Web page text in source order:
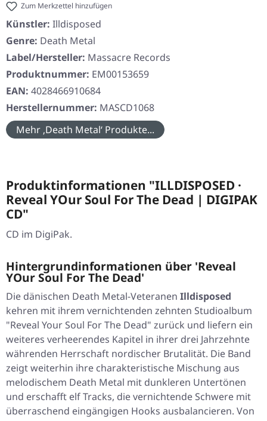
Zum Merkzettel hinzufügen
Künstler: Illdisposed
Genre: Death Metal
Label/Hersteller: Massacre Records
Produktnummer: EM00153659
EAN: 4028466910684
Herstellernummer: MASCD1068
Mehr ‚Death Metal‘ Produkte...
Produktinformationen "ILLDISPOSED ·
Reveal YOur Soul For The Dead | DIGIPAK
CD"
CD im DigiPak.
Hintergrundinformationen über 'Reveal
YOur Soul For The Dead'
Die dänischen Death Metal-Veteranen Illdisposed
kehren mit ihrem vernichtenden zehnten Studioalbum
"Reveal Your Soul For The Dead" zurück und liefern ein
weiteres verheerendes Kapitel in ihrer drei Jahrzehnte
währenden Herrschaft nordischer Brutalität. Die Band
zeigt weiterhin ihre charakteristische Mischung aus
melodischem Death Metal mit dunkleren Untertönen
und erschafft elf Tracks, die vernichtende Schwere mit
überraschend eingängigen Hooks ausbalancieren. Von